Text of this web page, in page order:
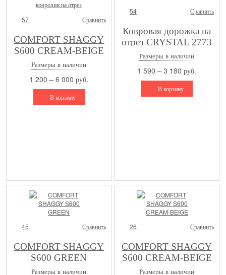
57 Сравнить
COMFORT SHAGGY
S600 CREAM-BEIGE
Ковровая дорожка и
ковролин на отрез
Размеры в наличии
1 200 – 6 000 руб.
В корзину
54 Сравнить
Ковровая дорожка на
отрез CRYSTAL 2773
— MULTICOLOR
Размеры в наличии
1 590 – 3 180 руб.
В корзину
45 Сравнить
COMFORT SHAGGY
S600 GREEN
Размеры в наличии
26 Сравнить
COMFORT SHAGGY
S600 CREAM-BEIGE
Размеры в наличии